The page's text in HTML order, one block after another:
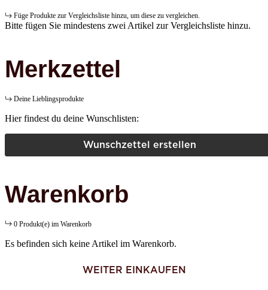
Füge Produkte zur Vergleichsliste hinzu, um diese zu vergleichen.
Bitte fügen Sie mindestens zwei Artikel zur Vergleichsliste hinzu.
Merkzettel
Deine Lieblingsprodukte
Hier findest du deine Wunschlisten:
Wunschzettel erstellen
Warenkorb
0 Produkt(e) im Warenkorb
Es befinden sich keine Artikel im Warenkorb.
WEITER EINKAUFEN